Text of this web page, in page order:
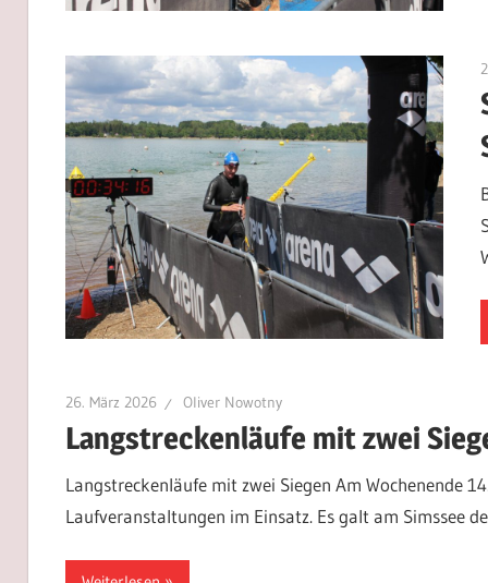
26. März 2026 Oliver Nowotny
Langstreckenläufe mit zwei
Langstreckenläufe mit zwei Siegen Am Wochenende
Laufveranstaltungen im Einsatz. Es galt am Simssee